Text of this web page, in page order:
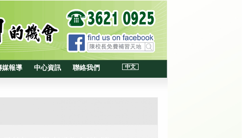
中文
媒報導 中心資訊 聯絡我們